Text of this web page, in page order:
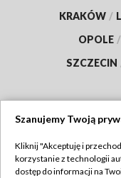
KRAKÓW /
OPOLE /
SZCZECIN
Szanujemy Twoją
Kliknij "Akceptuję i
korzystanie z technologii
dostęp do informacji na